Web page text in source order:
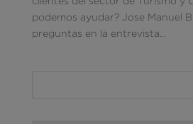
podemos ayudar? Jose Manuel
preguntas en la entrevista...